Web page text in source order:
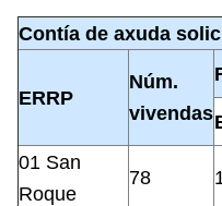
Contía de axuda
ERRP
Núm.
vivendas
01 San
Roque
78